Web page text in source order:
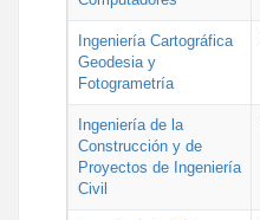
Ingeniería Cartográfica
Geodesia y
Fotogrametría
Ingeniería de la
Construcción y de
Proyectos de Ingeniería
Civil